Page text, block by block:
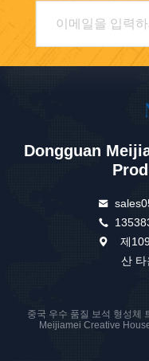
Dongguan
제
산 타
중국 우수 품질 보석 형성체
Meijiamei Creative